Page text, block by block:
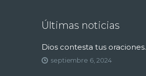
Últimas noticias
Dios contesta tus oraciones.
septiembre 6, 2024